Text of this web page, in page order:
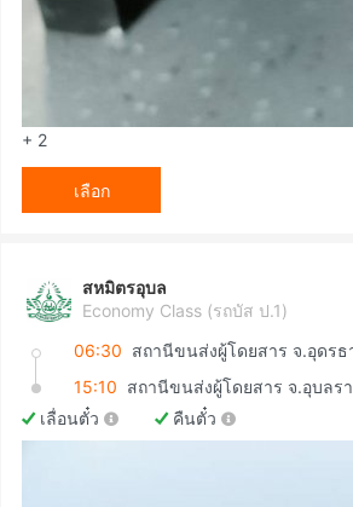
+ 2
เลือก
สหมิตรอุบล
Economy Class (รถบัส ป.1)
06:30 สถานีขนส่งผู้โดยสาร จ.อุดรธ
15:10 สถานีขนส่งผู้โดยสาร จ.อุบลร
เลื่อนตั๋ว
คืนตั๋ว